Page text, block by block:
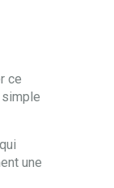
ce
une